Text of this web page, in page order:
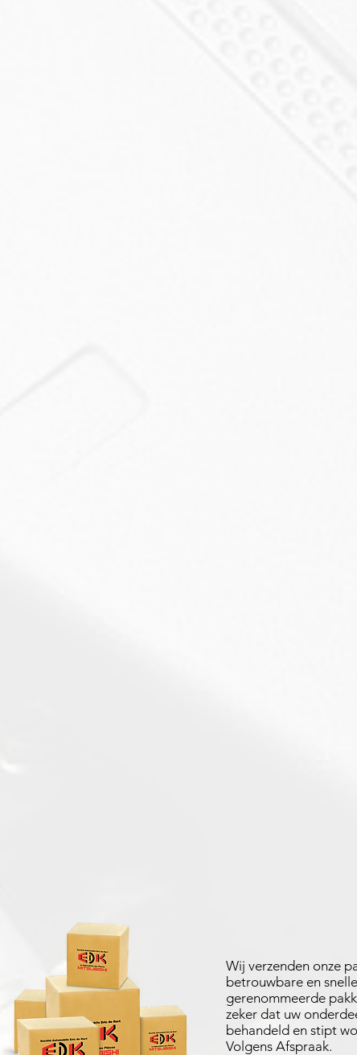
Wij verzenden onze
betrouwbare en
gerenommeerde
zeker dat uw
behandeld en stipt
Volgens Afspraak.